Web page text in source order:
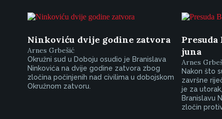
Ninkoviću dvije godine zatvora
Arnes Grbešić
Okružni sud u Doboju osudio je Branislava
Ninkovića na dvije godine zatvora zbog
zločina počinjenih nad civilima u dobojskom
Okružnom zatvoru.
juna
Arnes
Nakon što
završne
je za
Branislavu
zločin